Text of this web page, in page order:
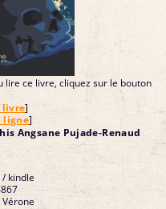
lire ce livre, cliquez sur le bouton
livre]
ligne]
Angsane Pujade-Renaud
/ kindle